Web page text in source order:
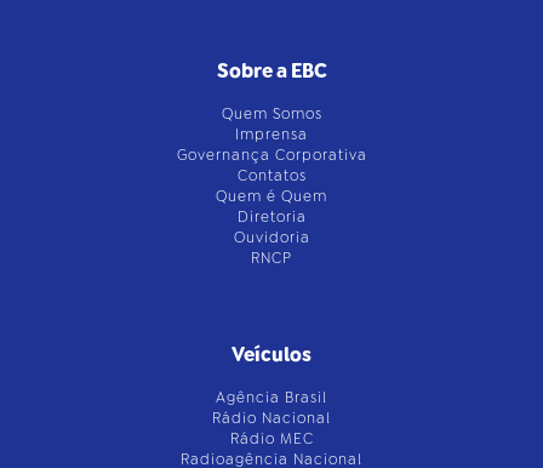
Sobre a EBC
Quem Somos
Imprensa
Governança Corporativa
Contatos
Quem é Quem
Diretoria
Ouvidoria
RNCP
Veículos
Agência Brasil
Rádio Nacional
Rádio MEC
Radioagência Nacional